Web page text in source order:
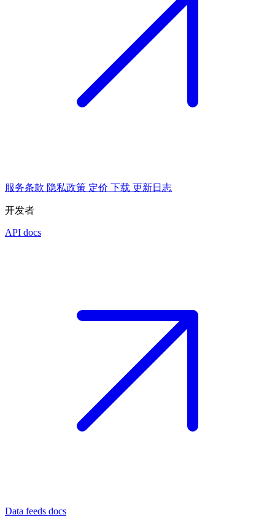
服务条款 隐私政策 定价 下载 更新日志
开发者
API docs
Data feeds docs